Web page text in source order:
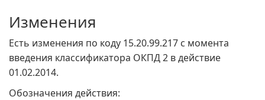
Изменения
Есть изменения по коду 15.20.99.217 c момента
введения классификатора ОКПД 2 в действие
01.02.2014.
Обозначения действия: